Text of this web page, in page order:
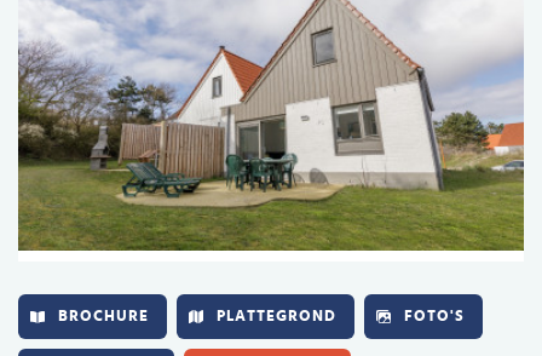
BROCHURE PLATTEGROND FOTO'S